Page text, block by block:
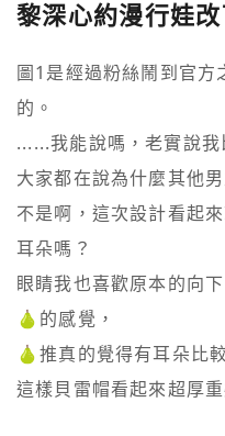
黎深心約漫行娃改
圖1是經過粉絲鬧到官
的。
......我能說嗎，老實說
大家都在說為什麼其他
不是啊，這次設計看起
耳朵嗎？
眼睛我也喜歡原本的向
🍐的感覺，
🍐推真的覺得有耳朵比
這樣貝雷帽看起來超厚